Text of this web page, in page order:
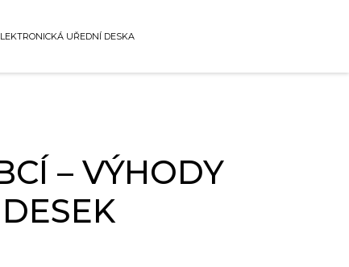
UŘEDNÍ DESKA
– VÝHODY